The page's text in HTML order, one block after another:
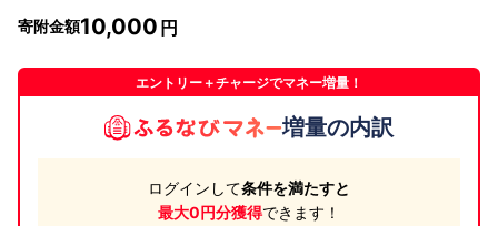
寄附金額10,000
エントリー＋チャージでマネー増量！
増量の内訳
ログインして条件を満たすと
最大0円分獲得できます！